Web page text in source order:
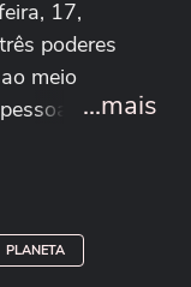
17,
poderes
meio
que
brincadeira”,
cheira de
...mais
PLANETA